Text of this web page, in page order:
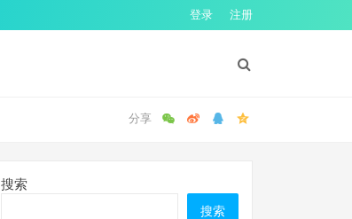
登录 注册
搜索
搜索